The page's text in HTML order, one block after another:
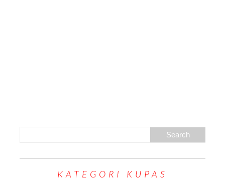
KATEGORI KUPAS